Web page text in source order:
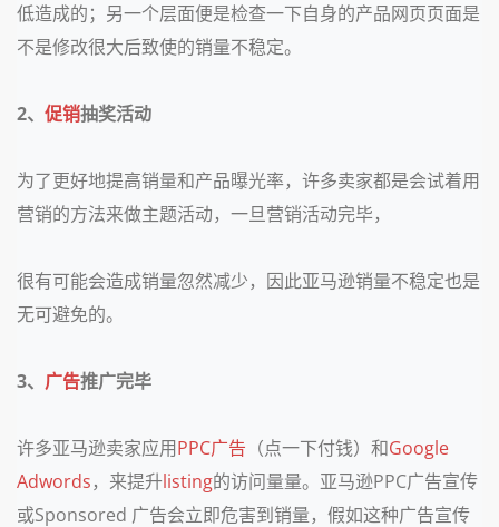
低造成的；另一个层面便是检查一下自身的产品网页页面是
不是修改很大后致使的销量不稳定。
2、 促销抽奖活动
为了更好地提高销量和产品曝光率，许多卖家都是会试着用
营销的方法来做主题活动，一旦营销活动完毕，
很有可能会造成销量忽然减少，因此亚马逊销量不稳定也是
无可避免的。
3、 广告推广完毕
许多亚马逊卖家应用PPC广告 （点一下付钱）和Google
Adwords，来提升listing的访问量量。亚马逊PPC广告宣传
或Sponsored 广告会立即危害到销量，假如这种广告宣传